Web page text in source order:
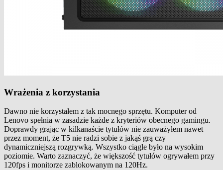
Wrażenia z korzystania
Dawno nie korzystałem z tak mocnego sprzętu. Komputer od
Lenovo spełnia w zasadzie każde z kryteriów obecnego gamingu.
Doprawdy grając w kilkanaście tytułów nie zauważyłem nawet
przez moment, że T5 nie radzi sobie z jakąś grą czy
dynamiczniejszą rozgrywką. Wszystko ciągle było na wysokim
poziomie. Warto zaznaczyć, że większość tytułów ogrywałem przy
120fps i monitorze zablokowanym na 120Hz.